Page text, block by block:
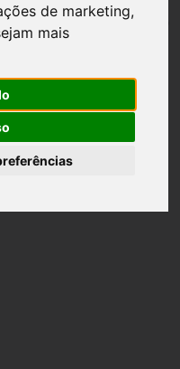
de marketing,
mais
leitura